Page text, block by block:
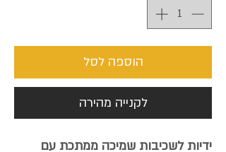
הוספה לסל
לקנייה מהירה
ידיות לשכיבות שמיכה ממתכת עם